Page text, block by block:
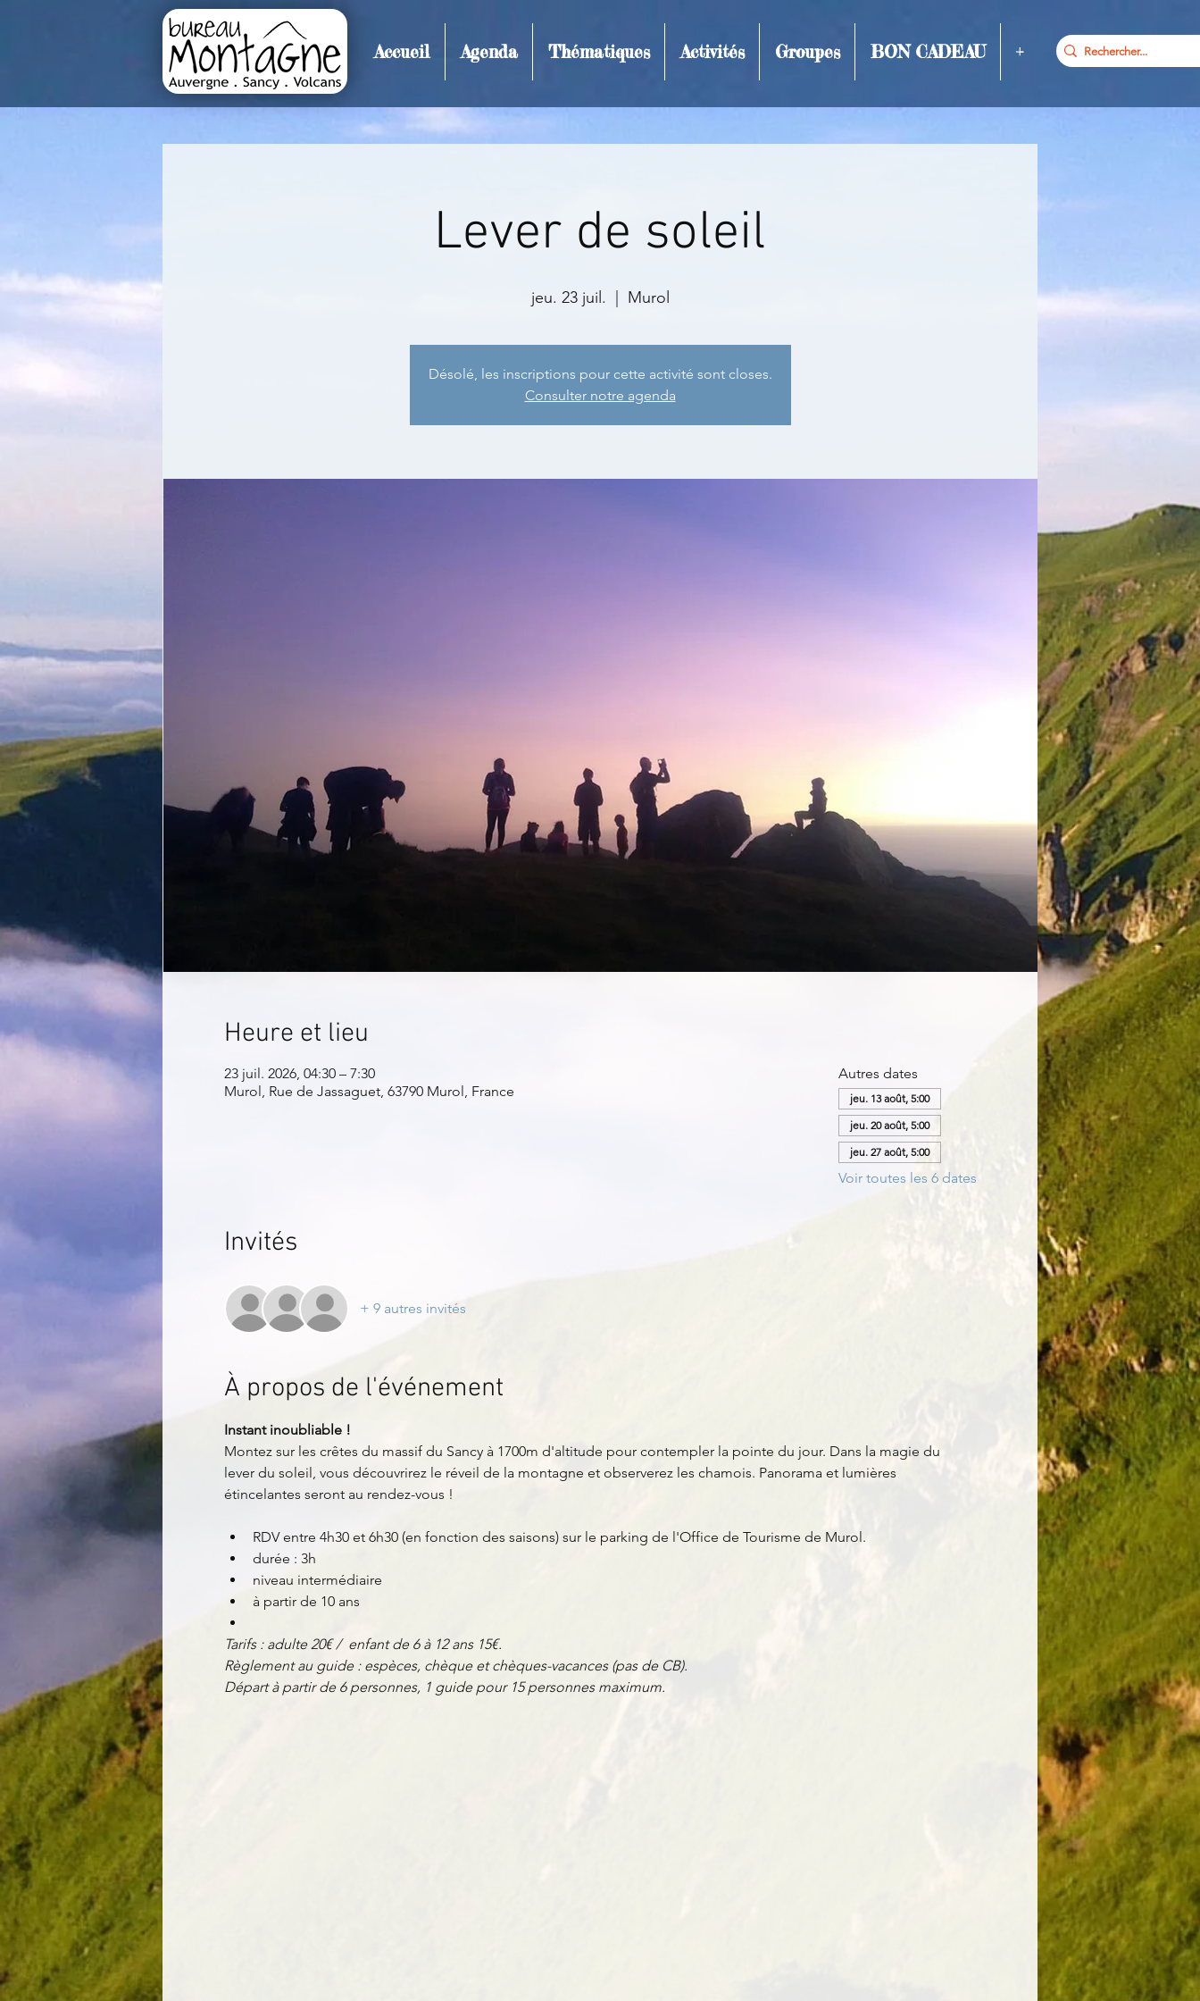
Accueil Agenda Thématiques Activités Groupes BON CADEAU +
Détails de l'événement et inscription
Lever de soleil
jeu. 23 juil. Murol
Désolé, les inscriptions pour cette activité sont closes.
Consulter notre agenda
Heure et lieu
23 juil. 2026, 04:30 – 7:30
Murol, Rue de Jassaguet, 63790 Murol, France
Autres dates
jeu. 13 août, 5:00
jeu. 20 août, 5:00
jeu. 27 août, 5:00
Voir toutes les 6 dates
Invités
+ 9 autres invités
À propos de l'événement
Instant inoubliable !
Montez sur les crêtes du massif du Sancy à 1700m d'altitude pour contempler la pointe du jour. Dans la magie du
lever du soleil, vous découvrirez le réveil de la montagne et observerez les chamois. Panorama et lumières
étincelantes seront au rendez-vous !
RDV entre 4h30 et 6h30 (en fonction des saisons) sur le parking de l'Office de Tourisme de Murol.
durée : 3h
niveau intermédiaire
à partir de 10 ans
Tarifs : adulte 20€ /  enfant de 6 à 12 ans 15€.
Règlement au guide : espèces, chèque et chèques-vacances (pas de CB).
Départ à partir de 6 personnes, 1 guide pour 15 personnes maximum.